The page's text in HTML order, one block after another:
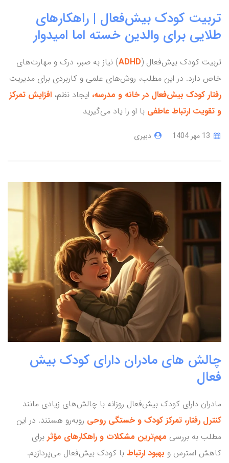
تربیت کودک بیش‌فعال | راهکارهای
طلایی برای والدین خسته اما امیدوار
تربیت کودک بیش‌فعال (ADHD) نیاز به صبر، درک و مهارت‌های
خاص دارد. در این مطلب، روش‌های علمی و کاربردی برای مدیریت
رفتار کودک بیش‌فعال در خانه و مدرسه، ایجاد نظم، افزایش تمرکز
و تقویت ارتباط عاطفی با او را یاد می‌گیرید
دبیری
چالش های مادران دارای کودک بیش
فعال
مادران دارای کودک بیش‌فعال روزانه با چالش‌های زیادی مانند
کنترل رفتار، تمرکز کودک و خستگی روحی روبه‌رو هستند. در این
مطلب به بررسی مهم‌ترین مشکلات و راهکارهای مؤثر برای
کاهش استرس و بهبود ارتباط با کودک بیش‌فعال می‌پردازیم.